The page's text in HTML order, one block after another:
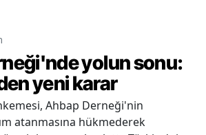
yolun sonu:
yeni karar
Ahbap Derneği'nin
atanmasına hükmederek